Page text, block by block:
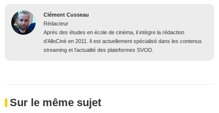
Clément Cusseau
Rédacteur
Après des études en école de cinéma, il intègre la rédaction
d’AlloCiné en 2011. Il est actuellement spécialisé dans les contenus
streaming et l’actualité des plateformes SVOD.
Sur le même sujet